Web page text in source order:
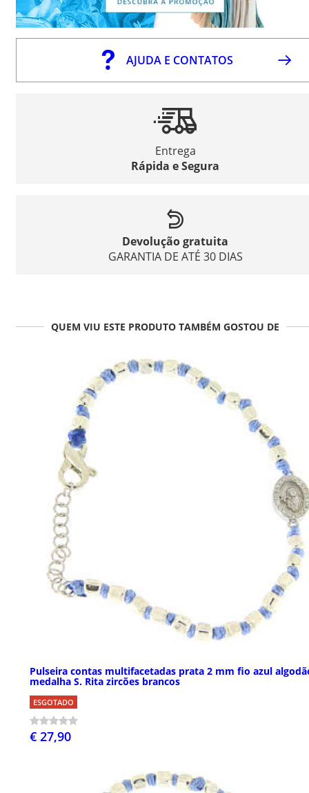
AJUDA E CONTATOS
Entrega
Rápida e Segura
Devolução gratuita
GARANTIA DE ATÉ 30 DIAS
QUEM VIU ESTE PRODUTO TAMBÉM GOSTOU DE
Pulseira contas multifacetadas prata 2 mm fio azul
medalha S. Rita zircões brancos
ESGOTADO
€ 27,90